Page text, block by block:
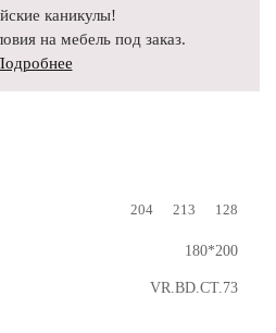
каникулы!
на мебель под заказ.
204 213 128
180*200
VR.BD.CT.73